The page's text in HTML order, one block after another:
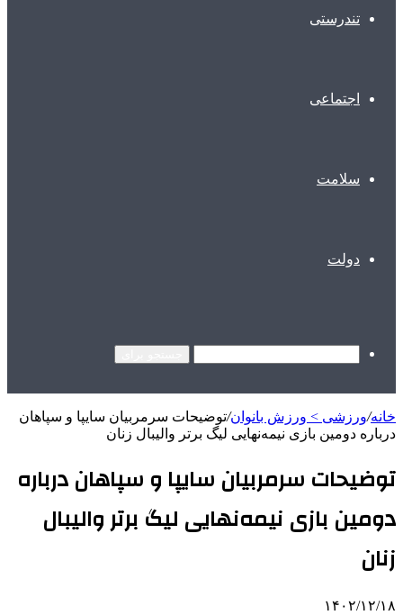
تندرستی
اجتماعی
سلامت
دولت
خانه/ورزشی > ورزش بانوان/توضیحات سرمربیان سایپا و سپاهان
درباره دومین بازی نیمه‌نهایی لیگ برتر والیبال زنان
توضیحات سرمربیان سایپا و سپاهان درباره
دومین بازی نیمه‌نهایی لیگ برتر والیبال
زنان
۱۴۰۲/۱۲/۱۸